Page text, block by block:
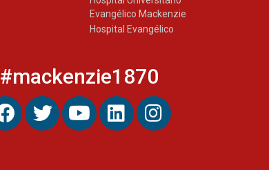
Evangélico Mackenzie
Hospital Evangélico
#mackenzie1870